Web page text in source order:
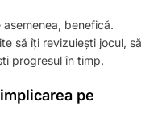
benefică.
să îți revizuiești jocul, să
progresul în timp.
pe